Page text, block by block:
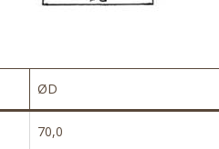
ØD
70,0